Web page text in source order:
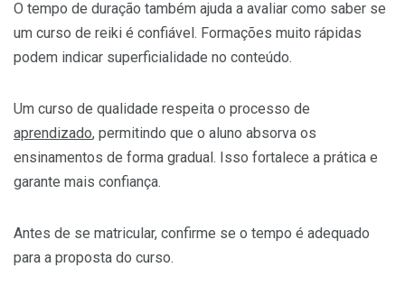
O tempo de duração também ajuda a avaliar como saber se
um curso de reiki é confiável. Formações muito rápidas
podem indicar superficialidade no conteúdo.
Um curso de qualidade respeita o processo de
aprendizado, permitindo que o aluno absorva os
ensinamentos de forma gradual. Isso fortalece a prática e
garante mais confiança.
Antes de se matricular, confirme se o tempo é adequado
para a proposta do curso.